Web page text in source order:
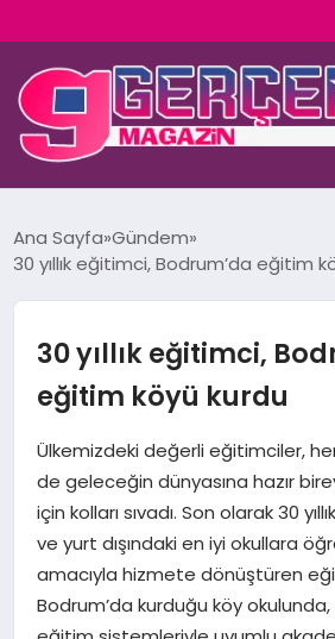
YAŞAM
SPOR
TEKNOLOJI
SIYASET
EKONOMI
Ana Sayfa Gündem
30 yıllık eğitimci, Bodrum’da eğitim
30 yıllık eğitimci,
eğitim köyü kurdu
Ülkemizdeki değerli eğitimciler,
de geleceğin dünyasına hazır
için kolları sıvadı. Son olarak 30
ve yurt dışındaki en iyi okullara
amacıyla hizmete dönüştüren
Bodrum’da kurduğu köy